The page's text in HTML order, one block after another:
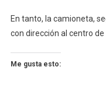
En tanto, la camioneta,
con dirección al centro
Me gusta esto: